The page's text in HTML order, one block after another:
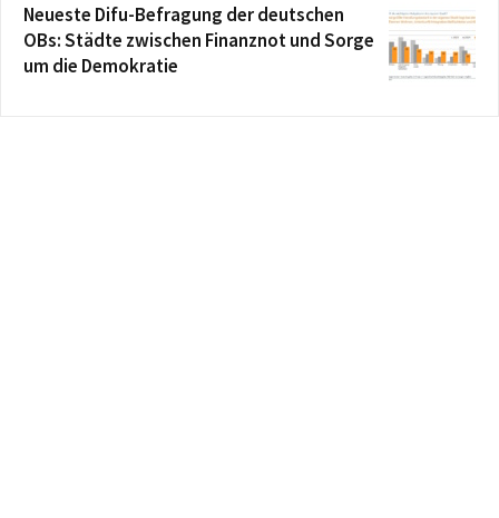
Neueste Difu-Befragung der deutschen
OBs: Städte zwischen Finanznot und Sorge
um die Demokratie